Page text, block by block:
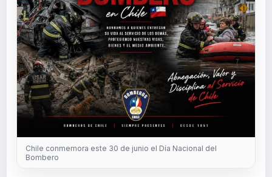
Chile conmemora este 30 de junio el Día Nacional del
Bombero